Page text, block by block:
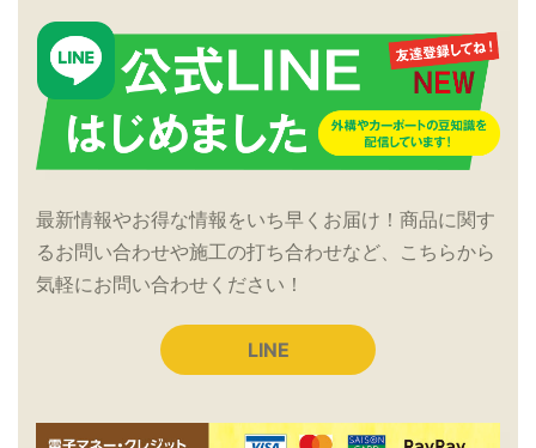
最新情報やお得な情報をいち早くお届け！商品に関す
るお問い合わせや施工の打ち合わせなど、こちらから
気軽にお問い合わせください！
LINE